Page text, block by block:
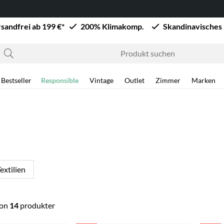
ab 199 €*
200% Klimakomp. Skandinavisches
Bestseller Responsible Vintage Outlet Zimmer Marken
14 produkter